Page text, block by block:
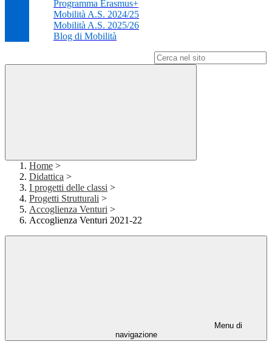
Programma Erasmus+
Mobilità A.S. 2024/25
Mobilità A.S. 2025/26
Blog di Mobilità
Home >
Didattica >
I progetti delle classi >
Progetti Strutturali >
Accoglienza Venturi >
Accoglienza Venturi 2021-22
Menu di
navigazione